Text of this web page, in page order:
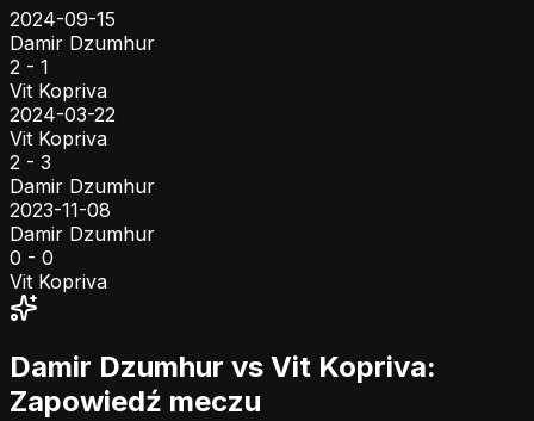
2024-09-15
Damir Dzumhur
2 - 1
Vit Kopriva
2024-03-22
Vit Kopriva
2 - 3
Damir Dzumhur
2023-11-08
Damir Dzumhur
0 - 0
Vit Kopriva
Damir Dzumhur vs Vit Kopriva:
Zapowiedź meczu